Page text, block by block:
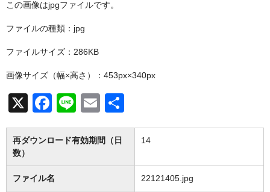
c
e
b
o
o
k
e
ail
この画像はjpgファイルです。
ファイルの種類：jpg
ファイルサイズ：286KB
画像サイズ（幅×高さ）：453px×340px
X
F
a
c
e
b
Li
n
e
E
m
ail
有
再ダウンロード有効期間（日
数）
14
ファイル名 22121405.jpg